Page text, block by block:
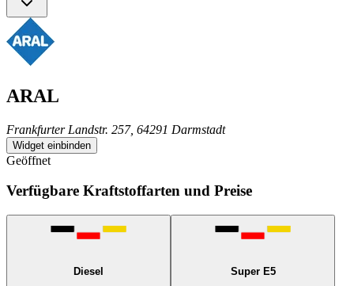
ARAL
Frankfurter Landstr. 257, 64291 Darmstadt
Widget einbinden
Geöffnet
Verfügbare Kraftstoffarten und Preise
Diesel Super E5